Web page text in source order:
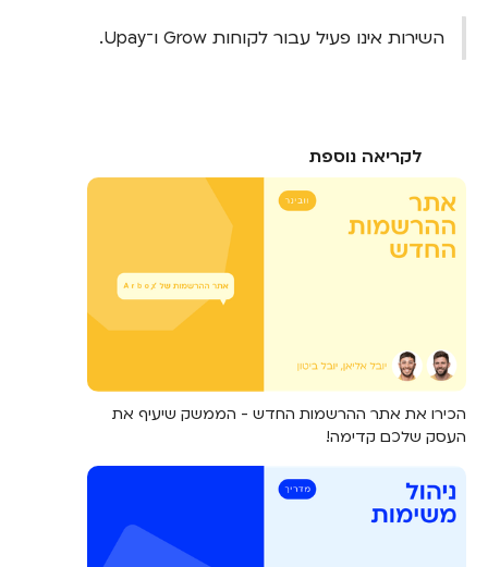
השירות אינו פעיל עבור לקוחות Grow ו־Upay.
לקריאה נוספת
הכירו את אתר ההרשמות החדש - הממשק שיעיף את
העסק שלכם קדימה!